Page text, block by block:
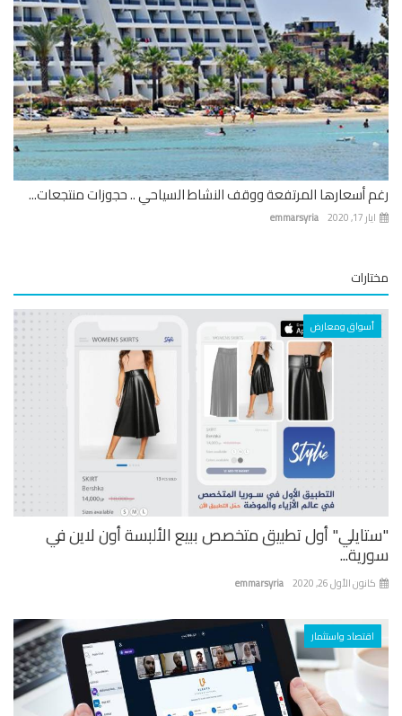
أسعارها المرتفعة ووقف النشاط السياحي .. حجوزات منتجعات...
emmarsyria
أسواق ومعارض
أول تطبيق متخصص ببيع الألبسة أون لاين في
emmarsyria الأول 26, 2020
اقتصاد واستثمار